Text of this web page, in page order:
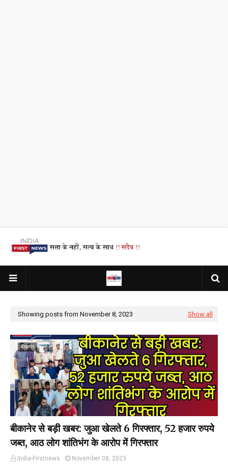
Showing posts from November 8, 2023 Show all
बीकानेर
बीकानेर से बड़ी खबर: जुआ खेलते 6 गिरफ्तार, 52 हजार रुपये
जब्त, आठ लोग शांतिभंग के आरोप में गिरफ्तार
India-Firstnews
November 08, 2023